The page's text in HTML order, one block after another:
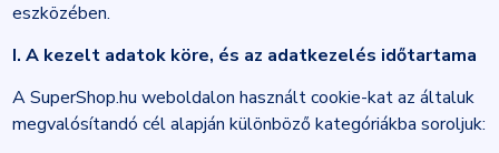
eszközében.
I. A kezelt adatok köre, és az adatkezelés időtartama
A SuperShop.hu weboldalon használt cookie-kat az általuk
megvalósítandó cél alapján különböző kategóriákba soroljuk: